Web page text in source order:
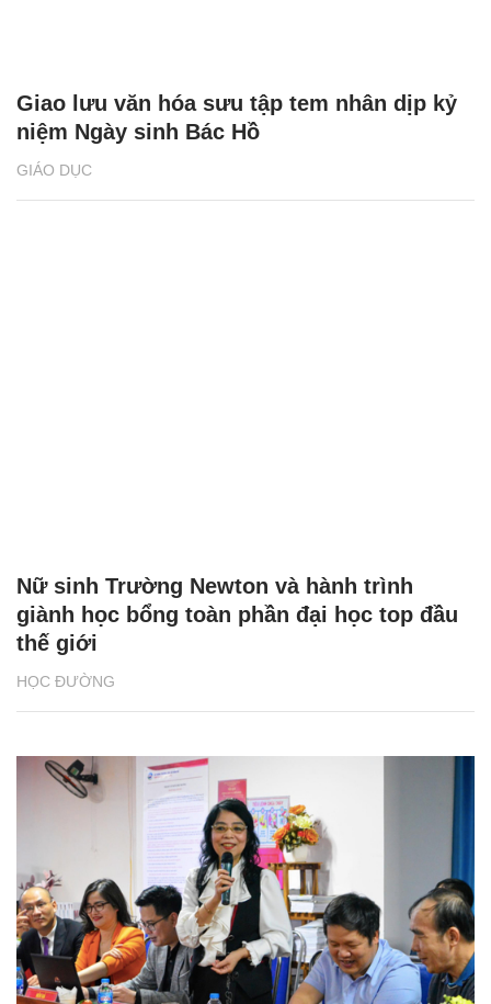
GIÁO DỤC
Giao lưu văn hóa sưu tập tem nhân dịp kỷ
niệm Ngày sinh Bác Hồ
HỌC ĐƯỜNG
Nữ sinh Trường Newton và hành trình
giành học bổng toàn phần đại học top đầu
thế giới